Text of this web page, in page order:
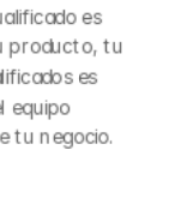
es
producto, tu
es
equipo
tu negocio.